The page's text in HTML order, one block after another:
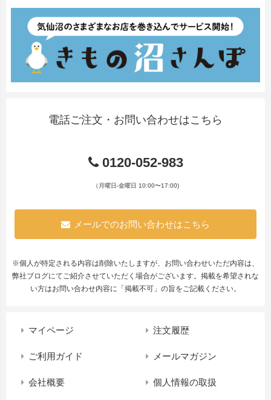
電話ご注文・お問い合わせはこちら
0120-052-983
（月曜日-金曜日 10:00〜17:00)
メールでのお問い合わせはこちら
※個人が特定される内容は削除いたしますが、お問い合わせいただ内容は、
弊社ブログにてご紹介させていただく場合がございます。掲載を希望されな
い方はお問い合わせ内容に「掲載不可」の旨をご記載ください。
マイページ 注文履歴
ご利用ガイド メールマガジン
会社概要 個人情報の取扱